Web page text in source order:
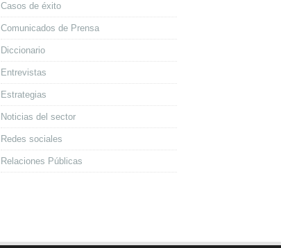
Casos de éxito
Comunicados de Prensa
Diccionario
Entrevistas
Estrategias
Noticias del sector
Redes sociales
Relaciones Públicas